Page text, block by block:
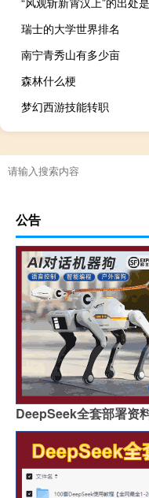
瑞士的大学世界排名
南宁青秀山有多少亩
森林什么梗
梦幻西游技能转职
公告
DeepSeek全套部署资